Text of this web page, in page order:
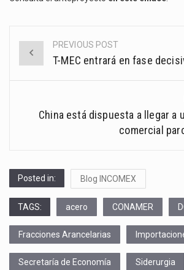
Post
PREVIOUS POST
T-MEC entrará en fase
China está dispuesta a llegar a
comercial
Posted in: Blog INCOMEX
TAGS: acero CONAMER
Fracciones Arancelarias
Secretaría de Economía Siderurgia